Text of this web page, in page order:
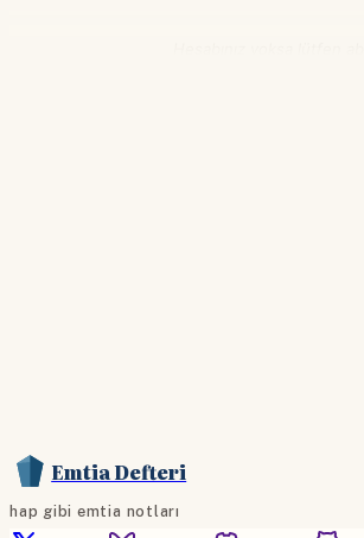
Emtia Defteri
hap gibi emtia notları